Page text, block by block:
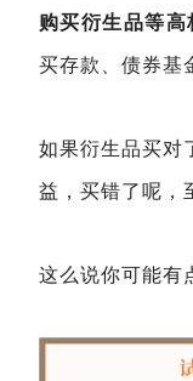
购买衍生品等
买存款、债券基
如果衍生品买对
益，买错了呢，
这么说你可能